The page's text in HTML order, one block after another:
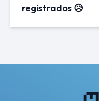
registrados 😥